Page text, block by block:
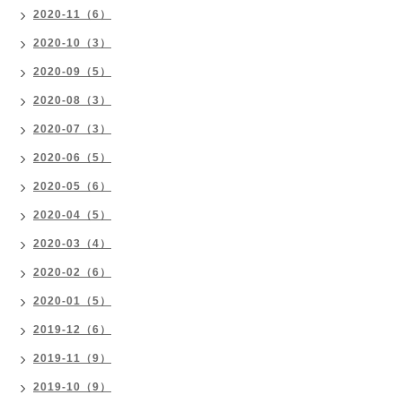
2020-11（6）
2020-10（3）
2020-09（5）
2020-08（3）
2020-07（3）
2020-06（5）
2020-05（6）
2020-04（5）
2020-03（4）
2020-02（6）
2020-01（5）
2019-12（6）
2019-11（9）
2019-10（9）